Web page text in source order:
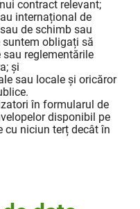
contract relevant;
internațional de
de schimb sau
obligați să
reglementările
și
sau locale și oricăror
în formularul de
disponibil pe
cu niciun terț decât în